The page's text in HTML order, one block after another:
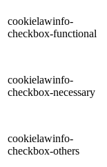
cookielawinfo-
checkbox-functional
cookielawinfo-
checkbox-necessary
cookielawinfo-
checkbox-others